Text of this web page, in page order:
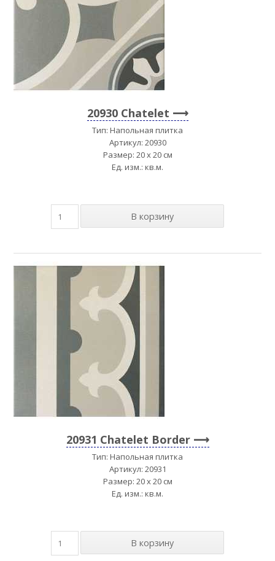
20930 Chatelet
Тип: Напольная плитка
Артикул: 20930
Размер: 20 x 20 см
Ед. изм.: кв.м.
20931 Chatelet Border
Тип: Напольная плитка
Артикул: 20931
Размер: 20 x 20 см
Ед. изм.: кв.м.